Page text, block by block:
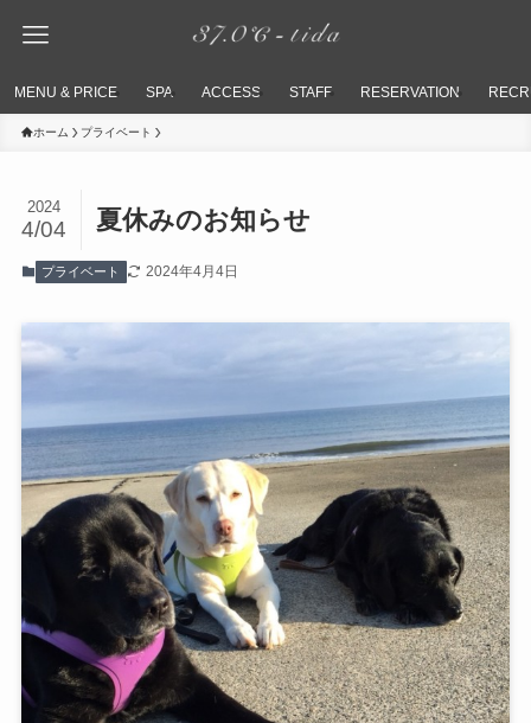
MENU & PRICE SPA ACCESS STAFF RESERVATION
ホーム プライベート
夏休みのお知らせ
2024
4/04
プライベート 2024年4月4日